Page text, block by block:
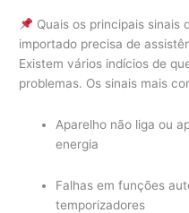
Quais os principais sinais
importado precisa de
Existem vários indícios de
problemas. Os sinais mais
Aparelho não liga ou
energia
Falhas em funções
temporizadores